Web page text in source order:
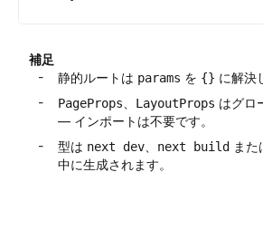
補足
静的ルートは params を {} に解決
PageProps LayoutProps はグロ
— インポートは不要です。
型は next dev next build また
中に生成されます。